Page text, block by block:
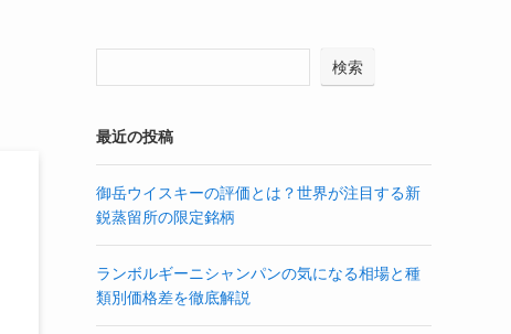
検索
最近の投稿
御岳ウイスキーの評価とは？世界が注目する新
鋭蒸留所の限定銘柄
ランボルギーニシャンパンの気になる相場と種
類別価格差を徹底解説